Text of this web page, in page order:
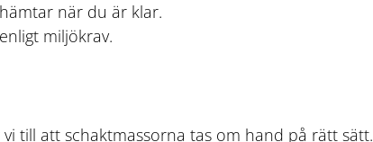
när du är klar.
miljökrav.
vi till att schaktmassorna tas om hand på rätt sätt.